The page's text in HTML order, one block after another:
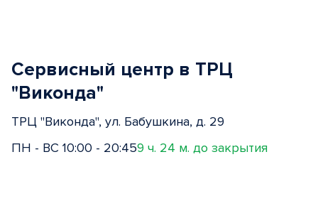
Сервисный центр в ТРЦ
"Виконда"
ТРЦ "Виконда", ул. Бабушкина, д. 29
ПН - ВС 10:00 - 20:459 ч. 24 м. до закрытия